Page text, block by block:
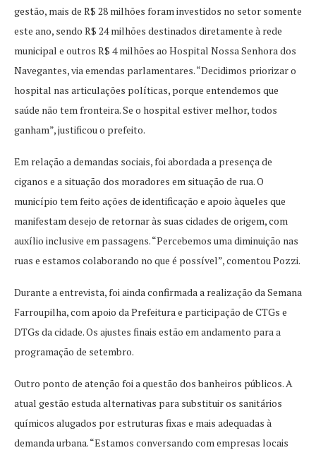
gestão, mais de R$ 28 milhões foram investidos no setor somente
este ano, sendo R$ 24 milhões destinados diretamente à rede
municipal e outros R$ 4 milhões ao Hospital Nossa Senhora dos
Navegantes, via emendas parlamentares. “Decidimos priorizar o
hospital nas articulações políticas, porque entendemos que
saúde não tem fronteira. Se o hospital estiver melhor, todos
ganham”, justificou o prefeito.
Em relação a demandas sociais, foi abordada a presença de
ciganos e a situação dos moradores em situação de rua. O
município tem feito ações de identificação e apoio àqueles que
manifestam desejo de retornar às suas cidades de origem, com
auxílio inclusive em passagens. “Percebemos uma diminuição nas
ruas e estamos colaborando no que é possível”, comentou Pozzi.
Durante a entrevista, foi ainda confirmada a realização da Semana
Farroupilha, com apoio da Prefeitura e participação de CTGs e
DTGs da cidade. Os ajustes finais estão em andamento para a
programação de setembro.
Outro ponto de atenção foi a questão dos banheiros públicos. A
atual gestão estuda alternativas para substituir os sanitários
químicos alugados por estruturas fixas e mais adequadas à
demanda urbana. “Estamos conversando com empresas locais